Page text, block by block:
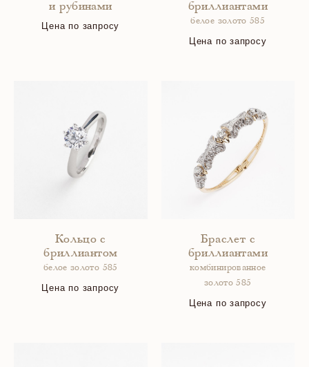
и рубинами
Цена по запросу
бриллиантами
белое золото 585
Цена по запросу
Кольцо с
бриллиантом
белое золото 585
Цена по запросу
Браслет с
бриллиантами
комбинированное
золото 585
Цена по запросу